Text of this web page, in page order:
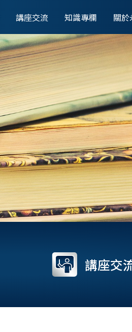
講座交流 知識專欄 關
講座交